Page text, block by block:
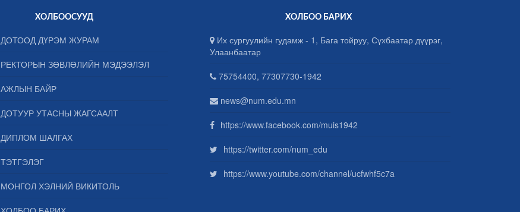
ХОЛБООСУУД
ДОТООД ДҮРЭМ ЖУРАМ
РЕКТОРЫН ЗӨВЛӨЛИЙН МЭДЭЭЛЭЛ
АЖЛЫН БАЙР
ДОТУУР УТАСНЫ ЖАГСААЛТ
ДИПЛОМ ШАЛГАХ
ТЭТГЭЛЭГ
МОНГОЛ ХЭЛНИЙ ВИКИТОЛЬ
ХОЛБОО БАРИХ
Их сургуулийн гудамж - 1, Бага тойруу, Сүхбаатар дүүрэг,
Улаанбаатар
75754400, 77307730-1942
news@num.edu.mn
https://www.facebook.com/muis1942
https://twitter.com/num_edu
https://www.youtube.com/channel/ucfwhf5c7a